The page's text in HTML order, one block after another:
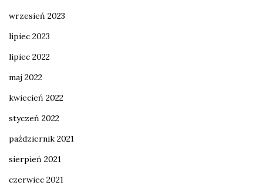
wrzesień 2023
lipiec 2023
lipiec 2022
maj 2022
kwiecień 2022
styczeń 2022
październik 2021
sierpień 2021
czerwiec 2021